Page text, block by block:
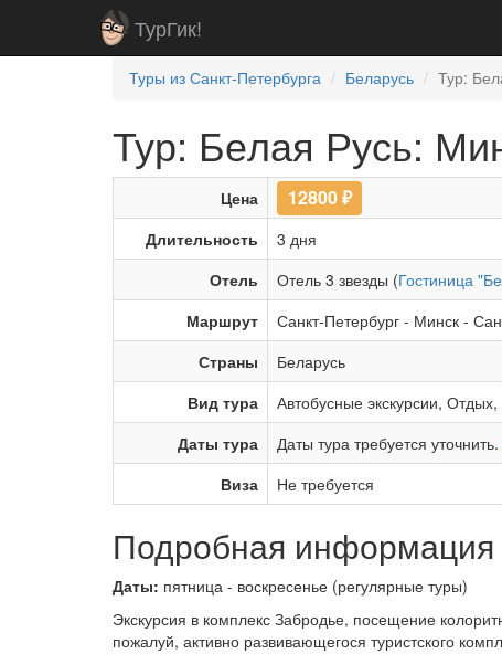
ТурГик!
Туры из Санкт-Петербурга Беларусь Тур:
Тур: Бе­лая Русь:
Цена 12800₽
Длительность
3 дня
Отель
Отель 3 звезды (Гостиница
Маршрут
Санкт-Петербург - Минск -
Страны
Беларусь
Вид тура
Автобусные экскурсии, Отдых,
Даты тура
Даты тура требуется уточнить.
Виза
Не требуется
Подробная информация
Даты: пятница - воскресенье (регулярные туры)
Экскурсия в комплекс Забродье, посещение
пожалуй, активно развивающегося туристского